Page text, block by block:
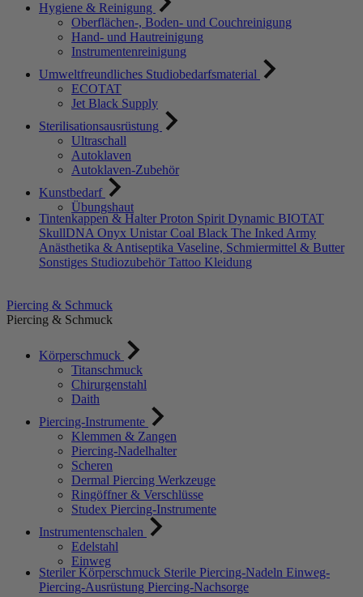
Hygiene & Reinigung
Oberflächen-, Boden- und Couchreinigung
Hand- und Hautreinigung
Instrumentenreinigung
Umweltfreundliches Studiobedarfsmaterial
ECOTAT
Jet Black Supply
Sterilisationsausrüstung
Ultraschall
Autoklaven
Autoklaven-Zubehör
Kunstbedarf
Übungshaut
Tintenkappen & Halter Proton Spirit Dynamic BIOTAT
SkullDNA Onyx Unistar Coal Black The Inked Army
Anästhetika & Antiseptika Vaseline, Schmiermittel & Butter
Sonstiges Studiozubehör Tattoo Kleidung
Piercing & Schmuck
Piercing & Schmuck
Körperschmuck
Titanschmuck
Chirurgenstahl
Daith
Piercing-Instrumente
Klemmen & Zangen
Piercing-Nadelhalter
Scheren
Dermal Piercing Werkzeuge
Ringöffner & Verschlüsse
Studex Piercing-Instrumente
Instrumentenschalen
Edelstahl
Einweg
Steriler Körperschmuck Sterile Piercing-Nadeln Einweg-
Piercing-Ausrüstung Piercing-Nachsorge